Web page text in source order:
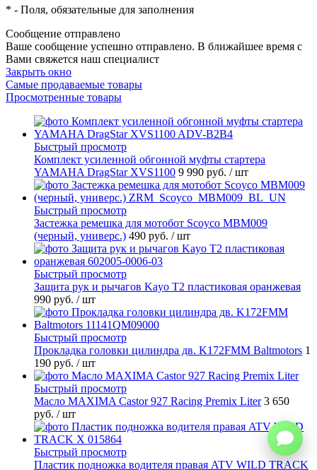
* - Поля, обязательные для заполнения
Сообщение отправлено
Ваше сообщение успешно отправлено. В ближайшее время с
Вами свяжется наш специалист
Закрыть окно
Самые продаваемые товары
Просмотренные товары
Быстрый просмотр
Комплект усиленной обгонной муфты стартера
YAMAHA DragStar XVS1100 9 990 руб. / шт
Быстрый просмотр
Застежка ремешка для мотобот Scoyco MBM009
(черный, универс.) 490 руб. / шт
Быстрый просмотр
Защита рук и рычагов Kayo T2 пластиковая оранжевая
990 руб. / шт
Быстрый просмотр
Прокладка головки цилиндра дв. K172FMM Baltmotors 1
190 руб. / шт
Быстрый просмотр
Масло MAXIMA Castor 927 Racing Premix Liter 3 650
руб. / шт
Быстрый просмотр
Пластик подножка водителя правая ATV WILD TRACK